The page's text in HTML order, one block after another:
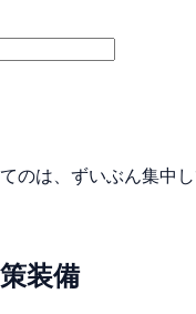
のは、ずいぶん集中し
装備